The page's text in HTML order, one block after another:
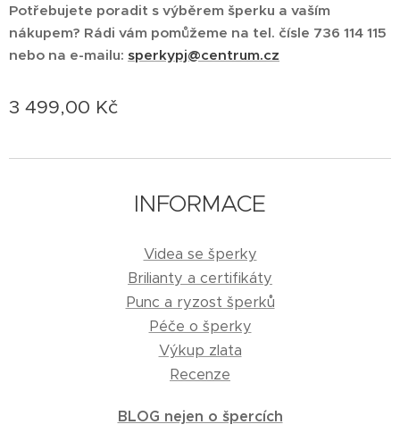
Potřebujete poradit s výběrem šperku a vaším
nákupem? Rádi vám pomůžeme na tel. čísle 736 114 115
nebo na e-mailu: sperkypj@centrum.cz
3 499,00 Kč
INFORMACE
Videa se šperky
Brilianty a certifikáty
Punc a ryzost šperků
Péče o šperky
Výkup zlata
Recenze
BLOG nejen o špercích